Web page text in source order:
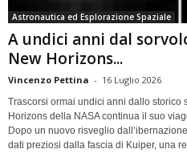
Astronautica ed Esplorazione Spaziale
A undici anni dal
New Horizons...
Vincenzo Pettina - 16 Luglio 2026
Trascorsi ormai undici anni dallo storico
Horizons della NASA continua il suo
Dopo un nuovo risveglio
dati preziosi dalla fascia di Kuiper, una